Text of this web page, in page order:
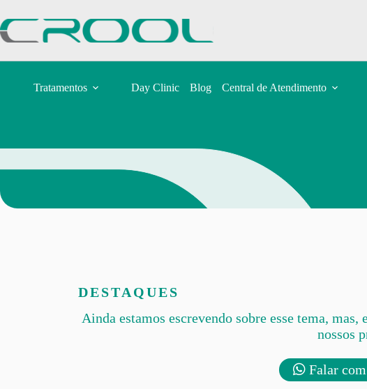
Tratamentos Day Clinic Blog Central de Atendimento
DESTAQUES
Ainda estamos escrevendo sobre esse tema,
nossos
Falar